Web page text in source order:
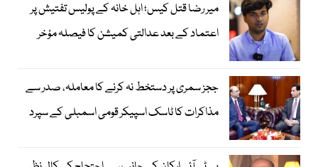
میر رضا قتل کیس؛ اہل خانہ کے پولیس تفتیش پر
اعتماد کے بعد عدالتی کمیشن کا فیصلہ مؤخر
ججز سمری پر دستخط نہ کرنے کا معاملہ، صدر سے
مذاکرات کا ٹاسک اسپیکر قومی اسمبلی کے سپرد